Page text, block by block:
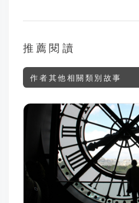
推薦閱讀
作者其他相關類別故事